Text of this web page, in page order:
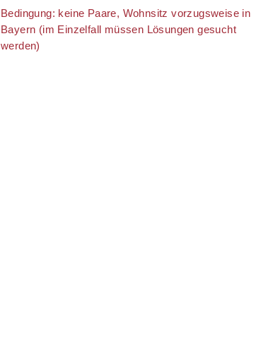
Bedingung: keine Paare, Wohnsitz vorzugsweise in
Bayern (im Einzelfall müssen Lösungen gesucht
werden)